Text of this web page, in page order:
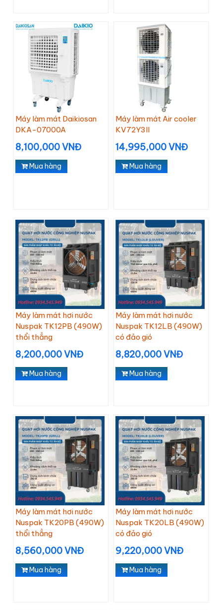
Máy làm mát Daikiosan
DKA-07000A
8,100,000 VNĐ
Mua hàng
Máy làm mát Air cooler
KV72Y3II
14,995,000 VNĐ
Mua hàng
Máy làm mát hơi nước
Nuspak TK12PB (490W)
thổi thẳng
8,200,000 VNĐ
Mua hàng
Máy làm mát hơi nước
Nuspak TK12LB (490W)
có đảo gió
8,820,000 VNĐ
Mua hàng
Máy làm mát hơi nước
Nuspak TK20PB (490W)
thổi thẳng
8,560,000 VNĐ
Mua hàng
Máy làm mát hơi nước
Nuspak TK20LB (490W)
có đảo gió
9,220,000 VNĐ
Mua hàng